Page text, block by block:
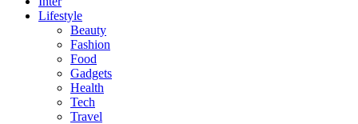
Lifestyle
Beauty
Fashion
Food
Gadgets
Health
Tech
Travel